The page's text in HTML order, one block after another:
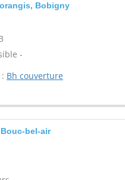
Bobigny
-
Bh couverture
bel-air